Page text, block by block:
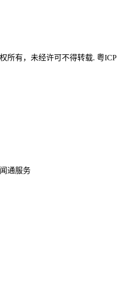
所有，未经许可不得转载. 粤ICP
通服务